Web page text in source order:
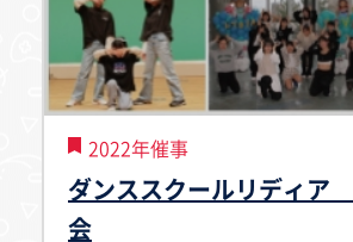
2022年催事
ダンススクールリディア
会